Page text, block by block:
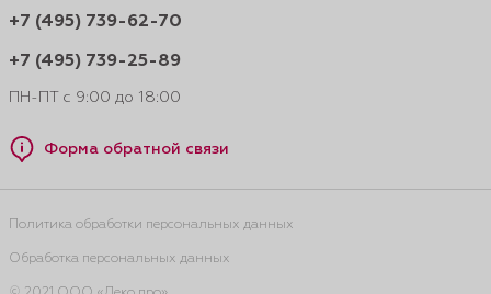
+7 (495) 739-62-70
+7 (495) 739-25-89
ПН-ПТ с 9:00 до 18:00
Форма обратной связи
Политика обработки персональных данных
Обработка персональных данных